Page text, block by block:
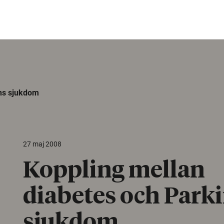
sjukdom
27 maj 2008
Koppling mellan
diabetes och